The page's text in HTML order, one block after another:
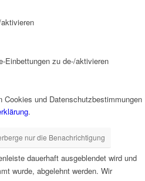
Einbettungen zu de-/aktivieren
Cookies und Datenschutzbestimmungen
.
nur die Benachrichtigung
dauerhaft ausgeblendet wird und
wurde, abgelehnt werden. Wir